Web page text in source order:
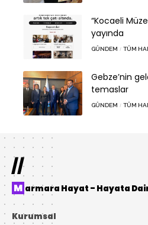
“Kocaeli
yayında
GÜNDEM TÜM
Gebze’nin
temaslar
GÜNDEM TÜM
//
Marmara Hayat – Hayata
Kurumsal